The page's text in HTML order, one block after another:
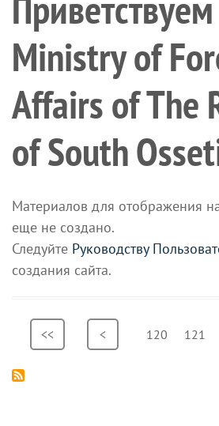
Ministry of
Affairs of The
of South
Материалов для отображения
еще не создано.
Следуйте Руководству
создания сайта.
Pagination
First
<<
Previous
< Page
120 Page
121